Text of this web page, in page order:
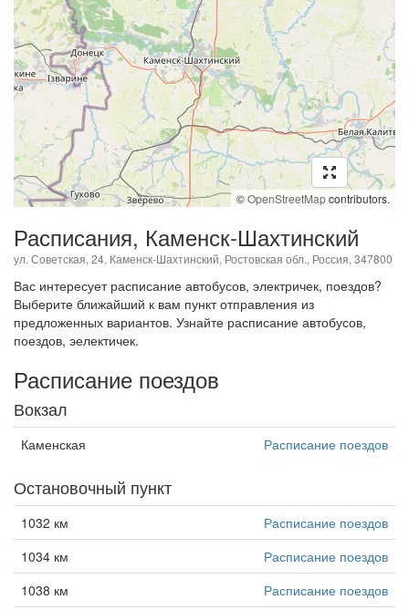
©OpenStreetMapcontributors.
Расписания, Каменск-Шахтинский
ул. Советская, 24, Каменск-Шахтинский, Ростовская обл., Россия, 347800
Вас интересует расписание автобусов, электричек, поездов?
Выберите ближайший к вам пункт отправления из
предложенных вариантов. Узнайте расписание автобусов,
поездов, эелектичек.
Расписание поездов
Вокзал
Каменская Расписание поездов
Остановочный пункт
1032 км
Расписание поездов
1034 км
Расписание поездов
1038 км
Расписание поездов